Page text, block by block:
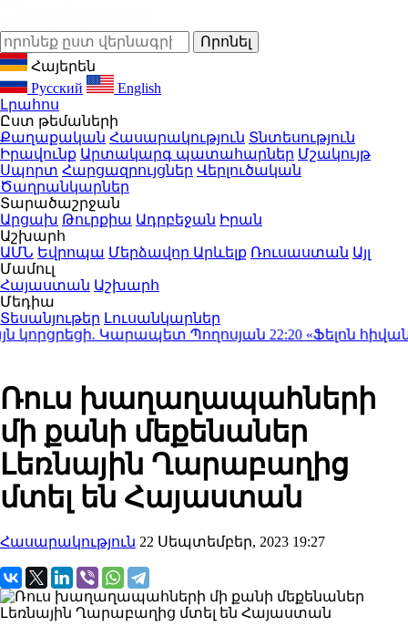
Հայերեն
Русский
English
Լրահոս
Ըստ թեմաների
Քաղաքական Հասարակություն Տնտեսություն
Իրավունք Արտակարգ պատահարներ Մշակույթ
Սպորտ Հարցազրույցներ Վերլուծական
Ծաղրանկարներ
Տարածաշրջան
Արցախ Թուրքիա Ադրբեջան Իրան
Աշխարհ
ԱՄՆ Եվրոպա Մերձավոր Արևելք Ռուսաստան Այլ
Մամուլ
Հայաստան Աշխարհ
Մեդիա
Տեսանյութեր Լուսանկարներ
Կարապետ Պողոսյան22:20«Ֆելոն
Ռուս խաղաղապահների
մի քանի մեքենաներ
Լեռնային Ղարաբաղից
մտել են Հայաստան
Հասարակություն 22 Սեպտեմբեր, 2023 19:27